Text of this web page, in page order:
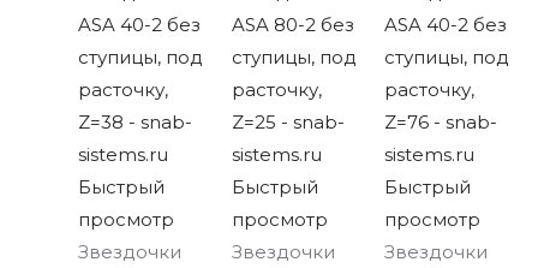
Быстрый
просмотр
Звездочки
Быстрый
просмотр
Звездочки
Быстрый
просмотр
Звездочки